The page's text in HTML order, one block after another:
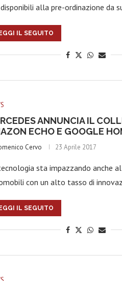
alla pre-ordinazione da
IL SEGUITO
ANNUNCIA IL
ECHO E GOOGLE
Cervo 23 Aprile 2017
sta impazzando anche
con un alto tasso di
IL SEGUITO